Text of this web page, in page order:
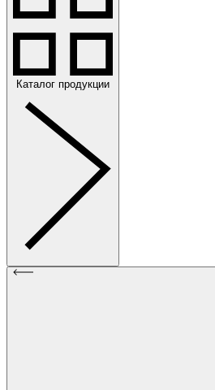
Каталог продукции